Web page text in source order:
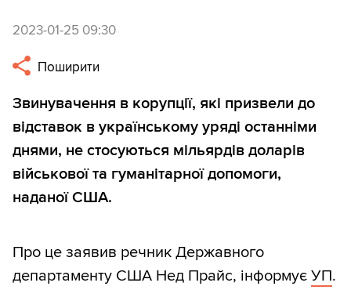
2023-01-25 09:30
Поширити
Звинувачення в корупції, які призвели до
відставок в українському уряді останніми
днями, не стосуються мільярдів доларів
військової та гуманітарної допомоги,
наданої США.
Про це заявив речник Державного
департаменту США Нед Прайс, інформує УП.